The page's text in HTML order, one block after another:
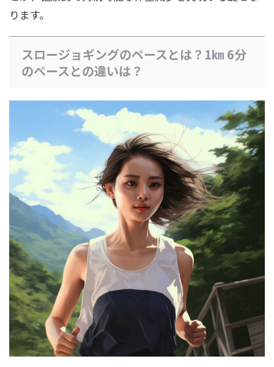
ります。
スロージョギングのペースとは？1㎞ 6分
のペースとの違いは？